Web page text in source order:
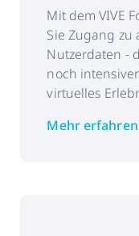
Mit dem VIVE
Sie Zugang zu
Nutzerdaten -
noch
virtuelles
Mehr erfahren